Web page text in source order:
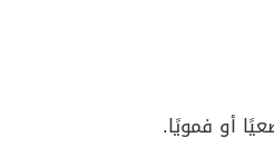
أو فمويًا.